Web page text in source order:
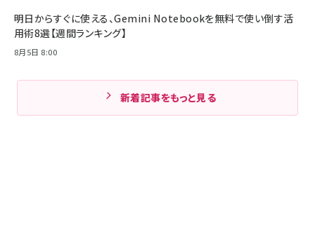
明日からすぐに使える、Gemini Notebookを無料で使い倒す活
用術8選【週間ランキング】
8月5日 8:00
新着記事をもっと見る